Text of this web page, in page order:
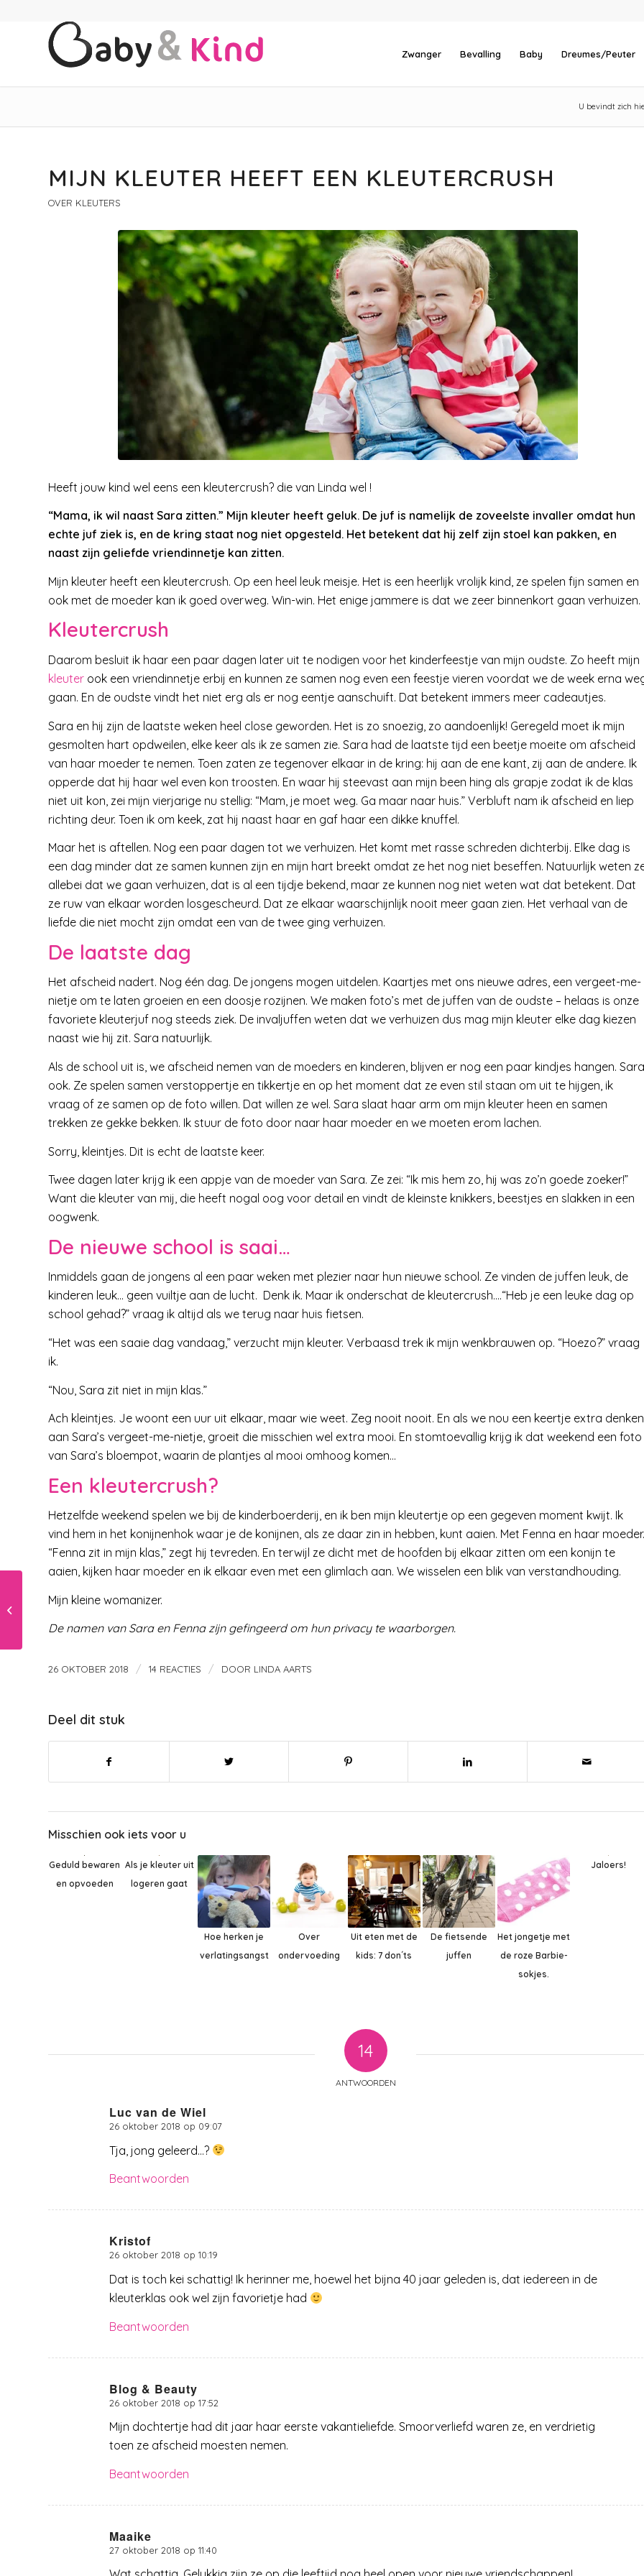
Zwanger Bevalling Baby Dreumes/Peuter
U bevindt zich
MIJN KLEUTER HEEFT EEN KLEUTERCRUSH
OVER KLEUTERS
Heeft jouw kind wel eens een kleutercrush? die van Linda wel !
“Mama, ik wil naast Sara zitten.” Mijn kleuter heeft geluk. De juf is namelijk de zoveelste invaller omdat hun
echte juf ziek is, en de kring staat nog niet opgesteld. Het betekent dat hij zelf zijn stoel kan pakken, en
naast zijn geliefde vriendinnetje kan zitten.
Mijn kleuter heeft een kleutercrush. Op een heel leuk meisje. Het is een heerlijk vrolijk kind, ze spelen fijn samen en
ook met de moeder kan ik goed overweg. Win-win. Het enige jammere is dat we zeer binnenkort gaan verhuizen.
Kleutercrush
Daarom besluit ik haar een paar dagen later uit te nodigen voor het kinderfeestje van mijn oudste. Zo heeft mijn
kleuter ook een vriendinnetje erbij en kunnen ze samen nog even een feestje vieren voordat we de week erna
gaan. En de oudste vindt het niet erg als er nog eentje aanschuift. Dat betekent immers meer cadeautjes.
Sara en hij zijn de laatste weken heel close geworden. Het is zo snoezig, zo aandoenlijk! Geregeld moet ik mijn
gesmolten hart opdweilen, elke keer als ik ze samen zie. Sara had de laatste tijd een beetje moeite om afscheid
van haar moeder te nemen. Toen zaten ze tegenover elkaar in de kring: hij aan de ene kant, zij aan de andere. Ik
opperde dat hij haar wel even kon troosten. En waar hij steevast aan mijn been hing als grapje zodat ik de klas
niet uit kon, zei mijn vierjarige nu stellig: “Mam, je moet weg. Ga maar naar huis.” Verbluft nam ik afscheid en liep
richting deur. Toen ik om keek, zat hij naast haar en gaf haar een dikke knuffel.
Maar het is aftellen. Nog een paar dagen tot we verhuizen. Het komt met rasse schreden dichterbij. Elke dag is
een dag minder dat ze samen kunnen zijn en mijn hart breekt omdat ze het nog niet beseffen. Natuurlijk weten
allebei dat we gaan verhuizen, dat is al een tijdje bekend, maar ze kunnen nog niet weten wat dat betekent. Dat
ze ruw van elkaar worden losgescheurd. Dat ze elkaar waarschijnlijk nooit meer gaan zien. Het verhaal van de
liefde die niet mocht zijn omdat een van de twee ging verhuizen.
De laatste dag
Het afscheid nadert. Nog één dag. De jongens mogen uitdelen. Kaartjes met ons nieuwe adres, een vergeet-me-
nietje om te laten groeien en een doosje rozijnen. We maken foto’s met de juffen van de oudste – helaas is onze
favoriete kleuterjuf nog steeds ziek. De invaljuffen weten dat we verhuizen dus mag mijn kleuter elke dag kiezen
naast wie hij zit. Sara natuurlijk.
Als de school uit is, we afscheid nemen van de moeders en kinderen, blijven er nog een paar kindjes hangen. Sara
ook. Ze spelen samen verstoppertje en tikkertje en op het moment dat ze even stil staan om uit te hijgen, ik
vraag of ze samen op de foto willen. Dat willen ze wel. Sara slaat haar arm om mijn kleuter heen en samen
trekken ze gekke bekken. Ik stuur de foto door naar haar moeder en we moeten erom lachen.
Sorry, kleintjes. Dit is echt de laatste keer.
Twee dagen later krijg ik een appje van de moeder van Sara. Ze zei: “Ik mis hem zo, hij was zo’n goede zoeker!”
Want die kleuter van mij, die heeft nogal oog voor detail en vindt de kleinste knikkers, beestjes en slakken in een
oogwenk.
De nieuwe school is saai…
Inmiddels gaan de jongens al een paar weken met plezier naar hun nieuwe school. Ze vinden de juffen leuk, de
kinderen leuk… geen vuiltje aan de lucht. Denk ik. Maar ik onderschat de kleutercrush….“Heb je een leuke dag op
school gehad?” vraag ik altijd als we terug naar huis fietsen.
“Het was een saaie dag vandaag,” verzucht mijn kleuter. Verbaasd trek ik mijn wenkbrauwen op. “Hoezo?” vraag
ik.
“Nou, Sara zit niet in mijn klas.”
Ach kleintjes. Je woont een uur uit elkaar, maar wie weet. Zeg nooit nooit. En als we nou een keertje extra denken
aan Sara’s vergeet-me-nietje, groeit die misschien wel extra mooi. En stomtoevallig krijg ik dat weekend een foto
van Sara’s bloempot, waarin de plantjes al mooi omhoog komen…
Een kleutercrush?
Hetzelfde weekend spelen we bij de kinderboerderij, en ik ben mijn kleutertje op een gegeven moment kwijt. Ik
vind hem in het konijnenhok waar je de konijnen, als ze daar zin in hebben, kunt aaien. Met Fenna en haar moeder.
“Fenna zit in mijn klas,” zegt hij tevreden. En terwijl ze dicht met de hoofden bij elkaar zitten om een konijn te
aaien, kijken haar moeder en ik elkaar even met een glimlach aan. We wisselen een blik van verstandhouding.
Mijn kleine womanizer.
De namen van Sara en Fenna zijn gefingeerd om hun privacy te waarborgen.
26 OKTOBER 2018 / 14 REACTIES / DOOR LINDA AARTS
Deel dit stuk
Misschien ook iets voor u
Geduld bewaren
en opvoeden
Als je kleuter uit
logeren gaat
Hoe herken je
verlatingsangst
Over
ondervoeding
Uit eten met de
kids: 7 don´ts
De fietsende
juffen
Het jongetje met
de roze Barbie-
sokjes.
Jaloers!
14
ANTWOORDEN
Luc van de Wiel
zegt:
26 oktober 2018 op 09:07
Tja, jong geleerd…?
Beantwoorden
Kristof
zegt:
26 oktober 2018 op 10:19
Dat is toch kei schattig! Ik herinner me, hoewel het bijna 40 jaar geleden is, dat iedereen in de
kleuterklas ook wel zijn favorietje had
Beantwoorden
Blog & Beauty
zegt:
26 oktober 2018 op 17:52
Mijn dochtertje had dit jaar haar eerste vakantieliefde. Smoorverliefd waren ze, en verdrietig
toen ze afscheid moesten nemen.
Beantwoorden
Maaike
zegt:
27 oktober 2018 op 11:40
Ik beken!